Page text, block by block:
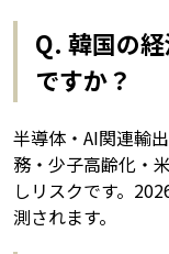
Q. 韓国の
ですか？
半導体・AI関連輸
務・少子高齢化・
しリスクです。
測されます。